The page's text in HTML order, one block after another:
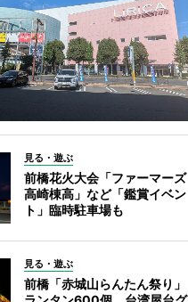
見る・遊ぶ
前橋花火大会「ファーマーズ
高崎棟高」など「鑑賞イベン
ト」臨時駐車場も
見る・遊ぶ
前橋「赤城山らんたん祭り」